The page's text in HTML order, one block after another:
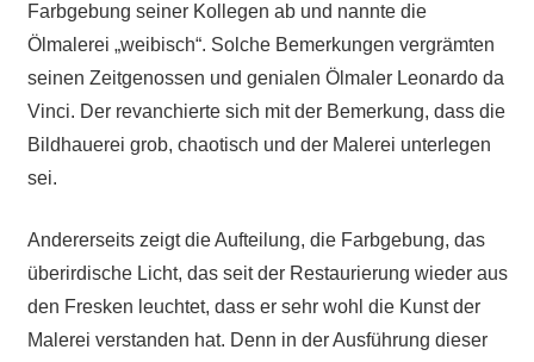
Farbgebung seiner Kollegen ab und nannte die
Ölmalerei „weibisch“. Solche Bemerkungen vergrämten
seinen Zeitgenossen und genialen Ölmaler Leonardo da
Vinci. Der revanchierte sich mit der Bemerkung, dass die
Bildhauerei grob, chaotisch und der Malerei unterlegen
sei.
Andererseits zeigt die Aufteilung, die Farbgebung, das
überirdische Licht, das seit der Restaurierung wieder aus
den Fresken leuchtet, dass er sehr wohl die Kunst der
Malerei verstanden hat. Denn in der Ausführung dieser